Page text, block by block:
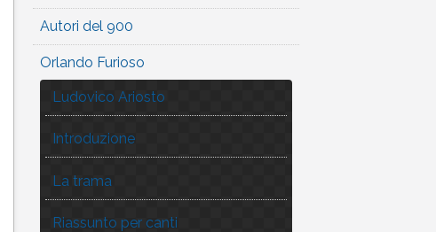
Autori del 900
Orlando Furioso
Ludovico Ariosto
Introduzione
La trama
Riassunto per canti